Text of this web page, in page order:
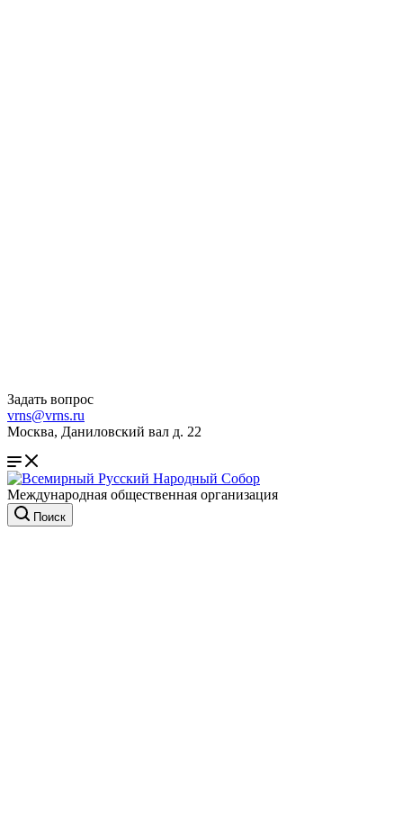
Задать вопрос
vrns@vrns.ru
Москва, Даниловский вал д. 22
Международная общественная организация
Поиск